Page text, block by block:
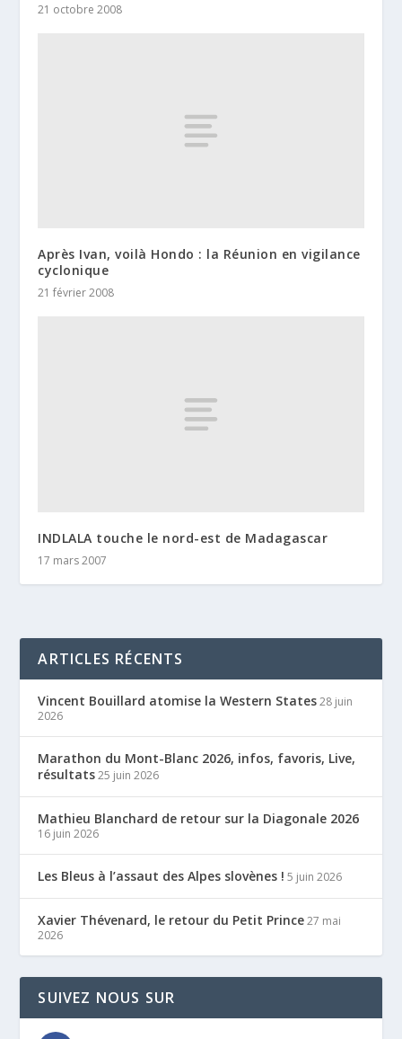
21 octobre 2008
Après Ivan, voilà Hondo : la Réunion en vigilance
cyclonique
21 février 2008
INDLALA touche le nord-est de Madagascar
17 mars 2007
ARTICLES RÉCENTS
Vincent Bouillard atomise la Western States 28 juin
2026
Marathon du Mont-Blanc 2026, infos, favoris, Live,
résultats 25 juin 2026
Mathieu Blanchard de retour sur la Diagonale 2026
16 juin 2026
Les Bleus à l’assaut des Alpes slovènes ! 5 juin 2026
Xavier Thévenard, le retour du Petit Prince 27 mai
2026
SUIVEZ NOUS SUR